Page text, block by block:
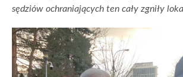
sędziów ochraniających ten cały zgniły